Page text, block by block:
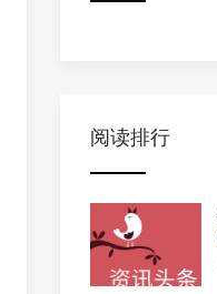
阅读排行